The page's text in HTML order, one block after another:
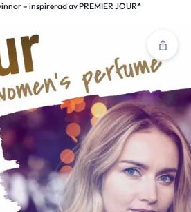
bag is empty
on great deals! Start shopping or
in to view products added.
Shop What's New
Sign in
– inspirerad av PREMIER JOUR*